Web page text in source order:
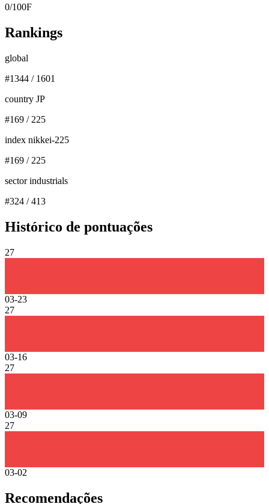
0/100F
Rankings
global
#1344 / 1601
country JP
#169 / 225
index nikkei-225
#169 / 225
sector industrials
#324 /413
Histórico de pontuações
27
03-23
27
03-16
27
03-09
27
03-02
Recomendações